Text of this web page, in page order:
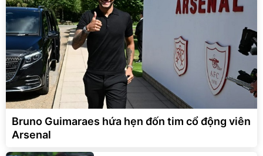
Bruno Guimaraes hứa hẹn đốn tim cổ động viên
Arsenal